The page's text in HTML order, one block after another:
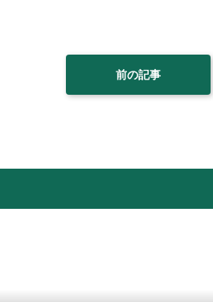
前の記事